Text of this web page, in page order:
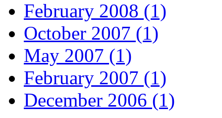
February 2008 (1)
October 2007 (1)
May 2007 (1)
February 2007 (1)
December 2006 (1)